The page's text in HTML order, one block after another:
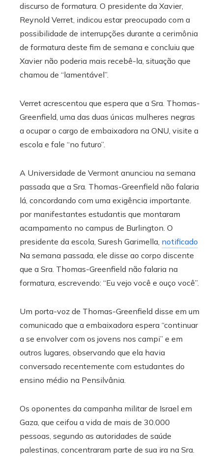
discurso de formatura. O presidente da Xavier,
Reynold Verret, indicou estar preocupado com a
possibilidade de interrupções durante a cerimônia
de formatura deste fim de semana e concluiu que
Xavier não poderia mais recebê-la, situação que
chamou de “lamentável”.
Verret acrescentou que espera que a Sra. Thomas-
Greenfield, uma das duas únicas mulheres negras
a ocupar o cargo de embaixadora na ONU, visite a
escola e fale “no futuro”.
A Universidade de Vermont anunciou na semana
passada que a Sra. Thomas-Greenfield não falaria
lá, concordando com uma exigência importante.
por manifestantes estudantis que montaram
acampamento no campus de Burlington. O
presidente da escola, Suresh Garimella, notificado
Na semana passada, ele disse ao corpo discente
que a Sra. Thomas-Greenfield não falaria na
formatura, escrevendo: “Eu vejo você e ouço você”.
Um porta-voz de Thomas-Greenfield disse em um
comunicado que a embaixadora espera “continuar
a se envolver com os jovens nos campi” e em
outros lugares, observando que ela havia
conversado recentemente com estudantes do
ensino médio na Pensilvânia.
Os oponentes da campanha militar de Israel em
Gaza, que ceifou a vida de mais de 30.000
pessoas, segundo as autoridades de saúde
palestinas, concentraram parte de sua ira na Sra.